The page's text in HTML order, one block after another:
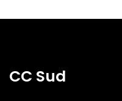
CC Sud